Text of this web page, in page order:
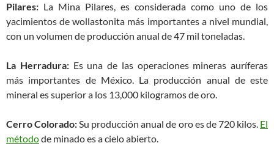
Pilares: La Mina Pilares, es considerada como uno de los
yacimientos de wollastonita más importantes a nivel mundial,
con un volumen de producción anual de 47 mil toneladas.
La Herradura:Es una de las operaciones mineras auríferas
más importantes de México. La producción anual de este
mineral es superior a los 13,000 kilogramos de oro.
Cerro Colorado:Su producción anual de oro es de 720 kilos. El
métodode minado es a cielo abierto.